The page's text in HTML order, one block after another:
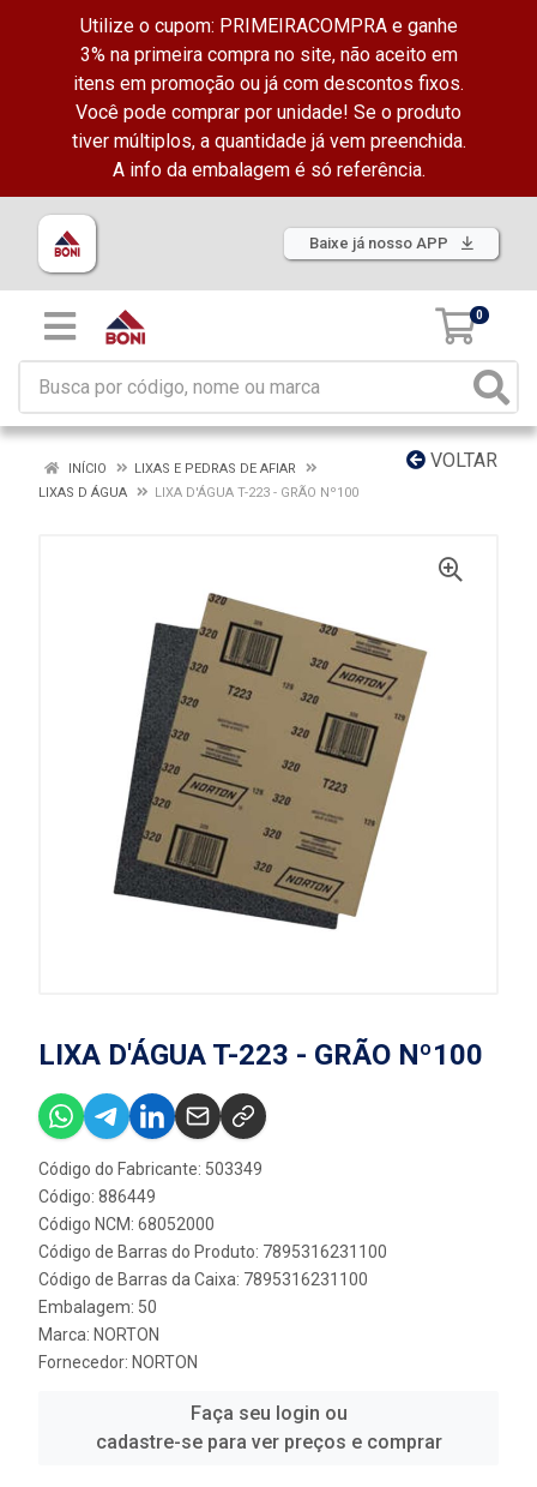
Utilize o cupom: PRIMEIRACOMPRA e ganhe
3% na primeira compra no site, não aceito em
itens em promoção ou já com descontos fixos.
Você pode comprar por unidade! Se o produto
tiver múltiplos, a quantidade já vem preenchida.
A info da embalagem é só referência.
Baixe já nosso APP
0
VOLTAR
INÍCIO
LIXAS E PEDRAS DE AFIAR
LIXAS D ÁGUA
LIXA D'ÁGUA T-223 - GRÃO Nº100
LIXA D'ÁGUA T-223 - GRÃO Nº100
Código do Fabricante: 503349
Código: 886449
Código NCM: 68052000
Código de Barras do Produto: 7895316231100
Código de Barras da Caixa: 7895316231100
Embalagem: 50
Marca: NORTON
Fornecedor: NORTON
Faça seu login ou
cadastre-se para ver preços e comprar